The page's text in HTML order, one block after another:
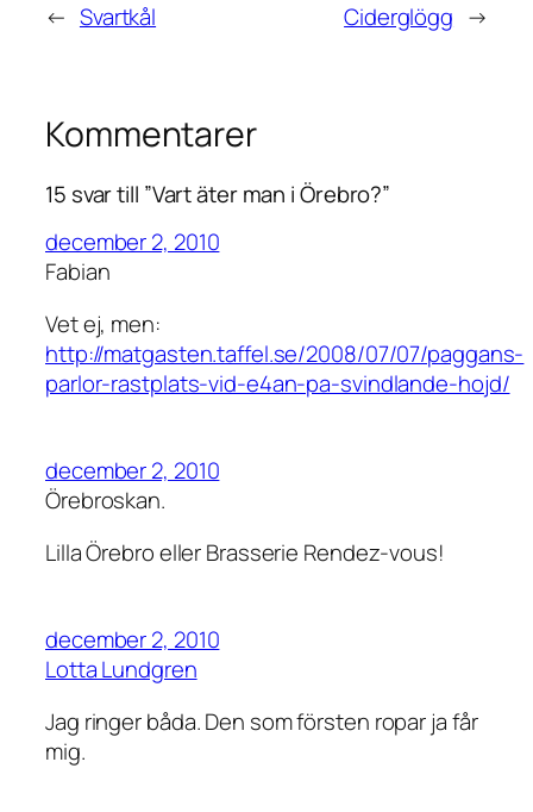
← Svartkål Ciderglögg →
Kommentarer
15 svar till ”Vart äter man i Örebro?”
december 2, 2010
Fabian
Vet ej, men:
http://matgasten.taffel.se/2008/07/07/paggans-
parlor-rastplats-vid-e4an-pa-svindlande-hojd/
december 2, 2010
Örebroskan.
Lilla Örebro eller Brasserie Rendez-vous!
december 2, 2010
Lotta Lundgren
Jag ringer båda. Den som försten ropar ja får
mig.